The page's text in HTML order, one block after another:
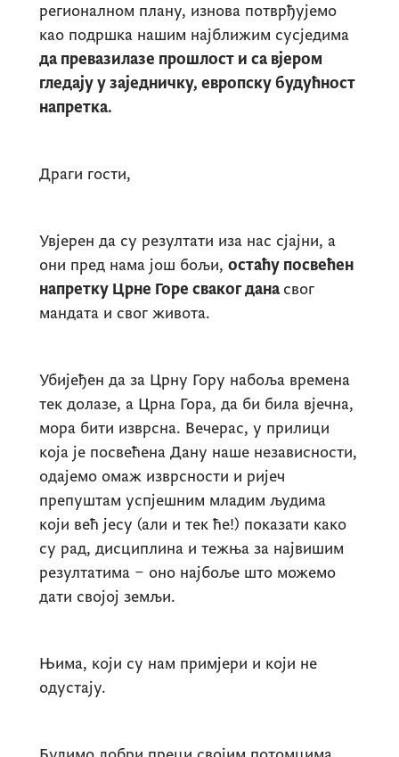
регионалном плану, изнова потврђујемо
као подршка нашим најближим сусједима
да превазилазе прошлост и са вјером
гледају у заједничку, европску будућност
напретка.
Драги гости,
Увјерен да су резултати иза нас сјајни, а
они пред нама још бољи, остаћу посвећен
напретку Црне Горе сваког дана свог
мандата и свог живота.
Убијеђен да за Црну Гору набоља времена
тек долазе, а Црна Гора, да би била вјечна,
мора бити изврсна. Вечерас, у прилици
која је посвећена Дану наше независности,
одајемо омаж изврсности и ријеч
препуштам успјешним младим људима
који већ јесу (али и тек ће!) показати како
су рад, дисциплина и тежња за највишим
резултатима – оно најбоље што можемо
дати својој земљи.
Њима, који су нам примјери и који не
одустају.